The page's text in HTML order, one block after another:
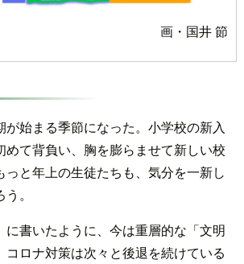
画・国井 節
が始まる季節になった。小学校の新入
めて背負い、胸を膨らませて新しい校
っと年上の生徒たちも、気分を一新し
。
に書いたように、今は重層的な「文明
コロナ対策は次々と後退を続けている